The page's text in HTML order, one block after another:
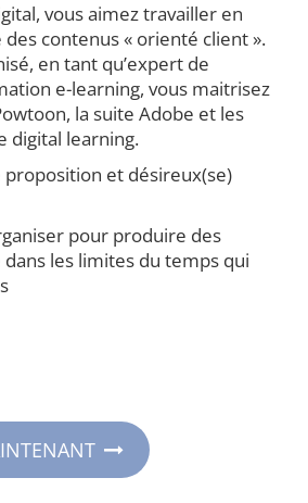
vous aimez travailler en
contenus « orienté client ».
en tant qu’expert de
e-learning, vous maitrisez
la suite Adobe et les
digital learning.
et désireux(se)
pour produire des
les limites du temps qui